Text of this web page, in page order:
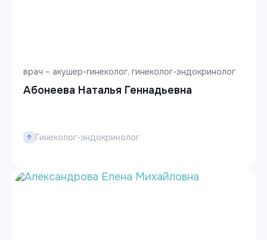
врач – акушер-гинеколог, гинеколог-эндокринолог
Абонеева Наталья Геннадьевна
Гинеколог-эндокринолог